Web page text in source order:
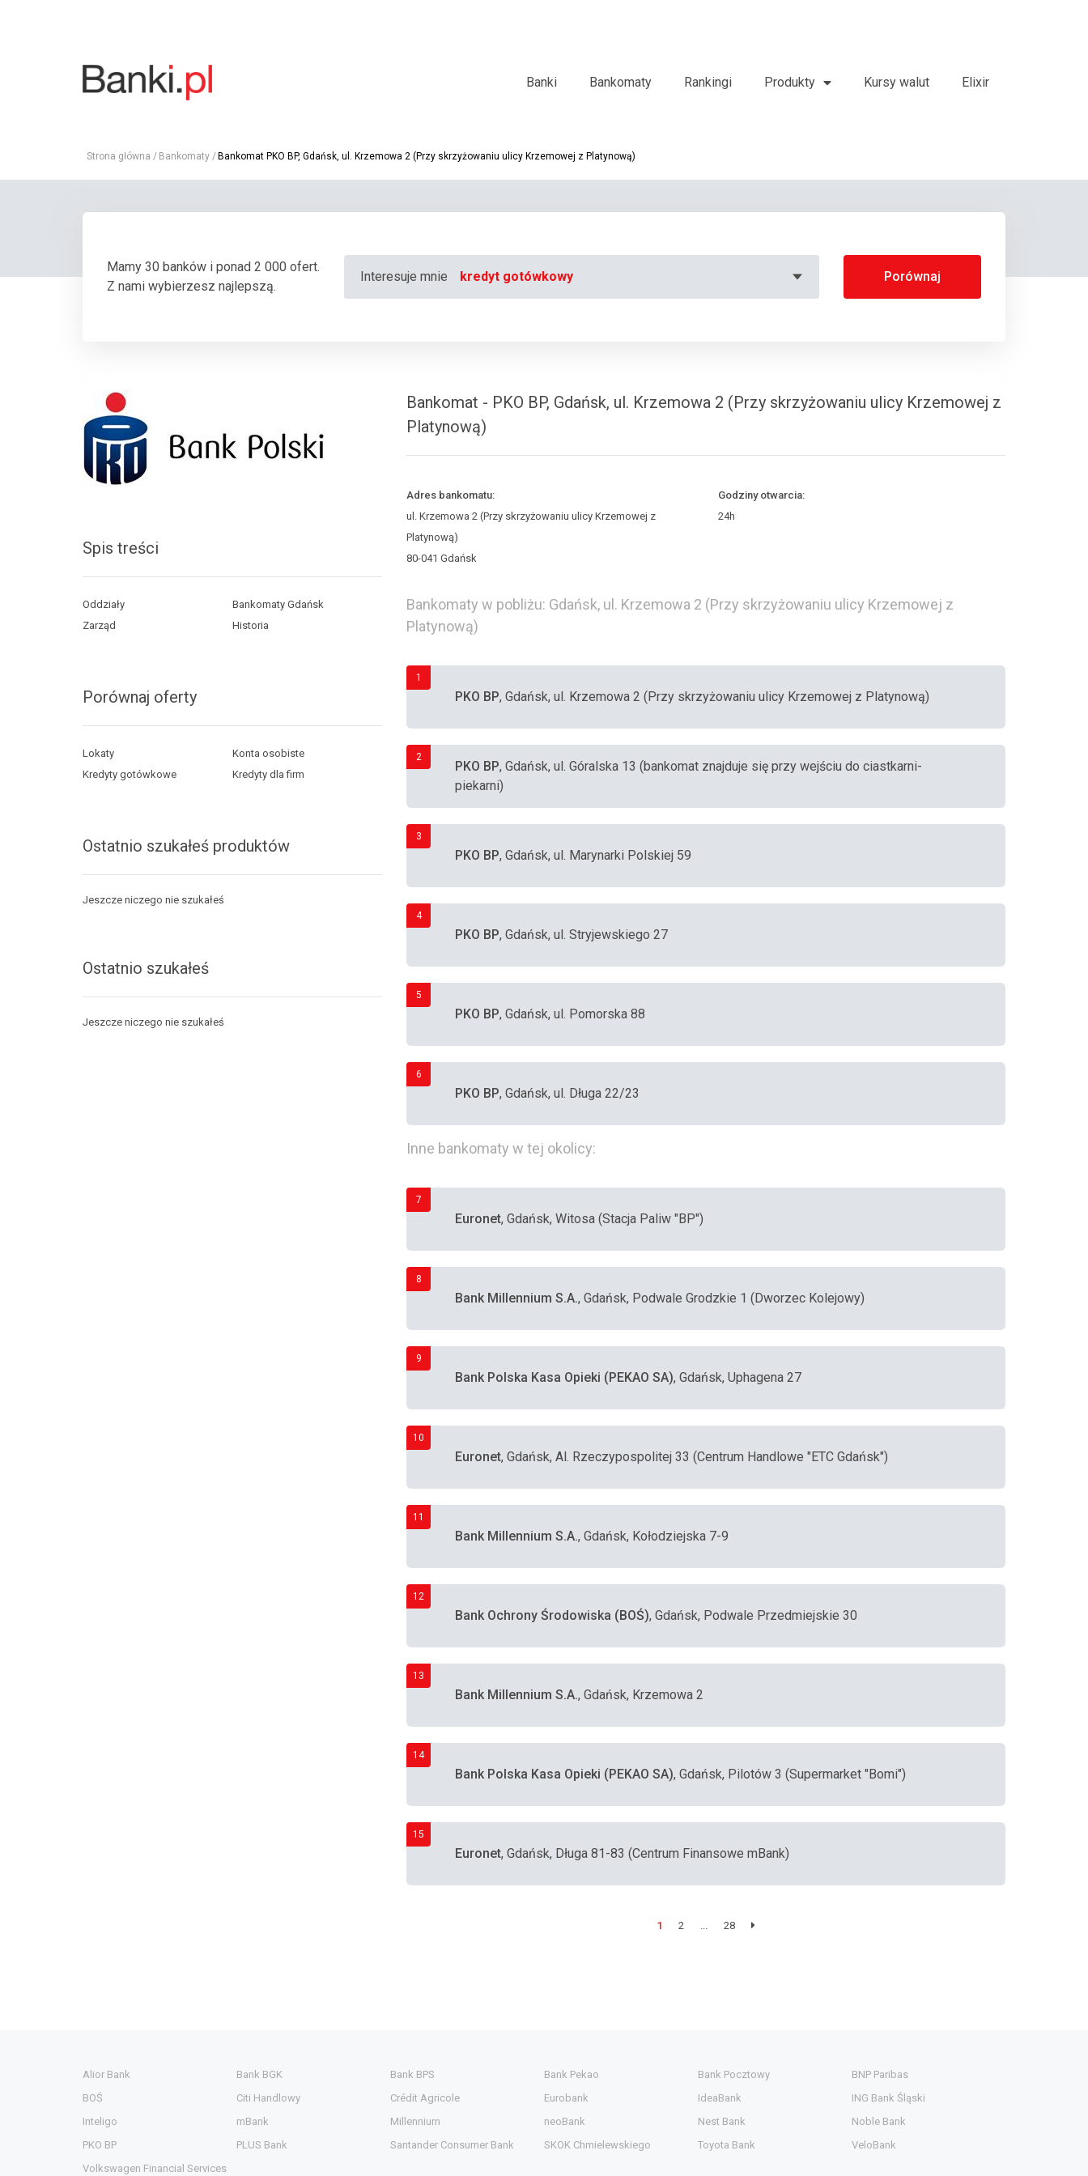
Banki Bankomaty Rankingi Produkty Kursy walut Elixir
Strona główna Bankomaty Bankomat PKO BP, Gdańsk, ul. Krzemowa 2 (Przy skrzyżowaniu ulicy Krzemowej z Platynową)
Mamy 30 banków i ponad 2 000 ofert.
Z nami wybierzesz najlepszą.
Interesuje mnie kredyt gotówkowy Porównaj
Spis treści
Oddziały
Bankomaty Gdańsk
Zarząd
Historia
Porównaj oferty
Lokaty
Konta osobiste
Kredyty gotówkowe
Kredyty dla firm
Ostatnio szukałeś produktów
Jeszcze niczego nie szukałeś
Ostatnio szukałeś
Jeszcze niczego nie szukałeś
Bankomat - PKO BP, Gdańsk, ul. Krzemowa 2 (Przy skrzyżowaniu ulicy Krzemowej z
Platynową)
Adres bankomatu:
ul. Krzemowa 2 (Przy skrzyżowaniu ulicy Krzemowej z
Platynową)
80-041 Gdańsk
Godziny otwarcia:
24h
Bankomaty w pobliżu: Gdańsk, ul. Krzemowa 2 (Przy skrzyżowaniu ulicy Krzemowej z
Platynową)
1
PKO BP, Gdańsk, ul. Krzemowa 2 (Przy skrzyżowaniu ulicy Krzemowej z Platynową)
2
PKO BP, Gdańsk, ul. Góralska 13 (bankomat znajduje się przy wejściu do ciastkarni-
piekarni)
3
PKO BP, Gdańsk, ul. Marynarki Polskiej 59
4
PKO BP, Gdańsk, ul. Stryjewskiego 27
5
PKO BP, Gdańsk, ul. Pomorska 88
6
PKO BP, Gdańsk, ul. Długa 22/23
Inne bankomaty w tej okolicy:
7
Euronet, Gdańsk, Witosa (Stacja Paliw "BP")
8
Bank Millennium S.A., Gdańsk, Podwale Grodzkie 1 (Dworzec Kolejowy)
9
Bank Polska Kasa Opieki (PEKAO SA), Gdańsk, Uphagena 27
10
Euronet, Gdańsk, Al. Rzeczypospolitej 33 (Centrum Handlowe "ETC Gdańsk")
11
Bank Millennium S.A., Gdańsk, Kołodziejska 7-9
12
Bank Ochrony Środowiska (BOŚ), Gdańsk, Podwale Przedmiejskie 30
13
Bank Millennium S.A., Gdańsk, Krzemowa 2
14
Bank Polska Kasa Opieki (PEKAO SA), Gdańsk, Pilotów 3 (Supermarket "Bomi")
15
Euronet, Gdańsk, Długa 81-83 (Centrum Finansowe mBank)
1 2 ... 28
Alior Bank Bank BGK Bank BPS Bank Pekao Bank Pocztowy
BNP Paribas
BOŚ
Citi Handlowy Crédit Agricole Eurobank IdeaBank
ING Bank Śląski
Inteligo
mBank Millennium neoBank Nest Bank
Noble Bank
PKO BP
PLUS Bank Santander Consumer Bank SKOK Chmielewskiego Toyota Bank
VeloBank
Volkswagen Financial Services